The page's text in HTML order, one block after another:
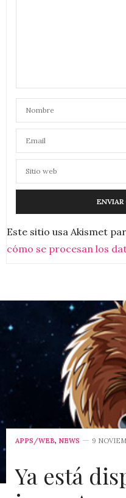
Este sitio usa Akismet
cómo se procesan los
APPS/WEB, NEWS 9
Ya está